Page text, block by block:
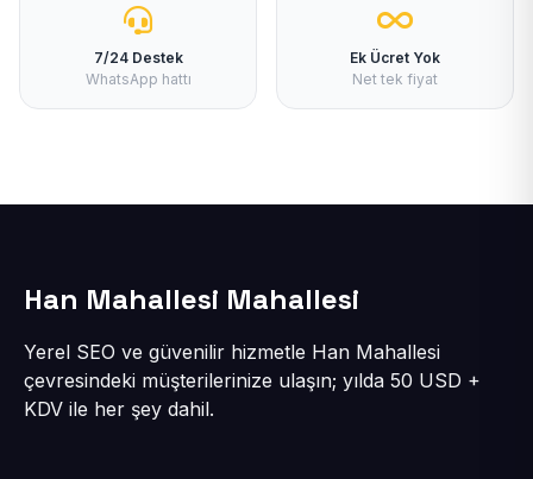
7/24 Destek
WhatsApp hattı
Ek Ücret Yok
Net tek fiyat
Han Mahallesi Mahallesi
Yerel SEO ve güvenilir hizmetle Han Mahallesi
çevresindeki müşterilerinize ulaşın; yılda 50 USD +
KDV ile her şey dahil.